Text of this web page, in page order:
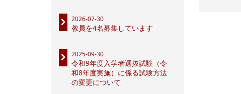
2026-07-30
教員を4名募集しています
2025-09-30
令和9年度入学者選抜試験（令
和8年度実施）に係る試験方法
の変更について